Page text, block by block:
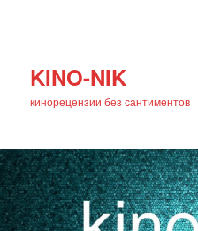
KINO-NIK
кинорецензии без сантиментов